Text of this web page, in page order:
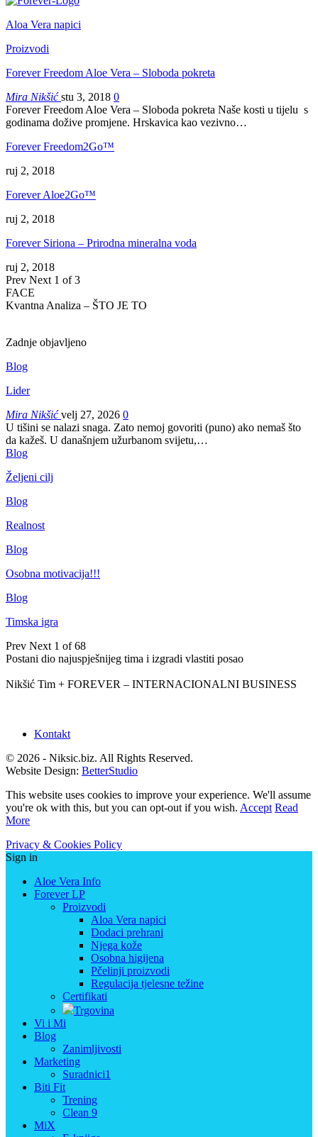
Aloa Vera napici
Proizvodi
Forever Freedom Aloe Vera – Sloboda pokreta
Mira Nikšićstu 3, 2018 0
Forever Freedom Aloe Vera – Sloboda pokreta Naše kosti u tijelu s
godinama dožive promjene. Hrskavica kao vezivno…
Forever Freedom2Go™
ruj 2, 2018
Forever Aloe2Go™
ruj 2, 2018
Forever Siriona – Prirodna mineralna voda
ruj 2, 2018
Prev Next 1 of 3
FACE
Kvantna Analiza – ŠTO JE TO
Zadnje objavljeno
Blog
Lider
Mira Nikšićvelj 27, 2026 0
U tišini se nalazi snaga. Zato nemoj govoriti (puno) ako nemaš što
da kažeš. U današnjem užurbanom svijetu,…
Blog
Željeni cilj
Blog
Realnost
Blog
Osobna motivacija!!!
Blog
Timska igra
Prev Next 1 of 68
Postani dio najuspješnijeg tima i izgradi vlastiti posao
Nikšić Tim + FOREVER – INTERNACIONALNI BUSINESS
Kontakt
© 2026 - Niksic.biz. All Rights Reserved.
Website Design: BetterStudio
This website uses cookies to improve your experience. We'll assume
you're ok with this, but you can opt-out if you wish. Accept Read
More
Privacy & Cookies Policy
Sign in
Aloe Vera Info
Forever LP
Proizvodi
Aloa Vera napici
Dodaci prehrani
Njega kože
Osobna higijena
Pčelinji proizvodi
Regulacija tjelesne težine
Certifikati
Trgovina
Vi i Mi
Blog
Zanimljivosti
Marketing
Suradnici1
Biti Fit
Trening
Clean 9
MiX